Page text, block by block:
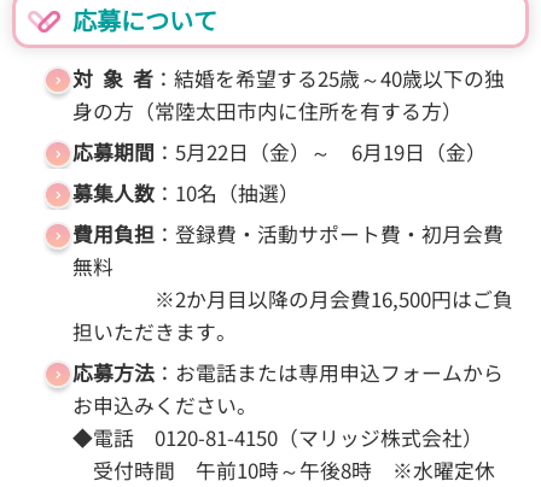
応募について
対 象 者：結婚を希望する25歳～40歳以下の独
身の方（常陸太田市内に住所を有する方）
応募期間 ：5月22日（金）～ 6月19日（金）
募集人数：10名（抽選）
費用負担：登録費・活動サポート費・初月会費
無料
※2か月目以降の月会費16,500円はご負
担いただきます。
応募方法：お電話または専用申込フォームから
お申込みください。
◆電話 0120-81-4150（マリッジ株式会社）
受付時間 午前10時～午後8時 ※水曜定休